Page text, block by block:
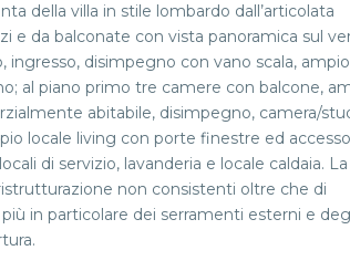
della villa in stile lombardo dall’articolata
e da balconate con vista panoramica sul
disimpegno con vano scala,
al piano primo tre camere con balcone,
abitabile, disimpegno, camera/
locale living con porte finestre ed
di servizio, lavanderia e locale caldaia. La
non consistenti oltre che di
in particolare dei serramenti esterni e